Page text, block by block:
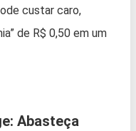
custar caro,
de R$ 0,50 em um
Abasteça